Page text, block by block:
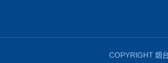
COPYRIGHT 烟